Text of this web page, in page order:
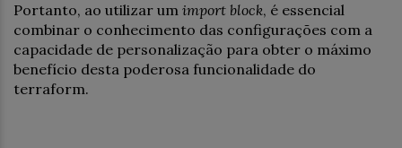
Portanto, ao utilizar um import block, é essencial
combinar o conhecimento das configurações com a
capacidade de personalização para obter o máximo
benefício desta poderosa funcionalidade do
terraform.